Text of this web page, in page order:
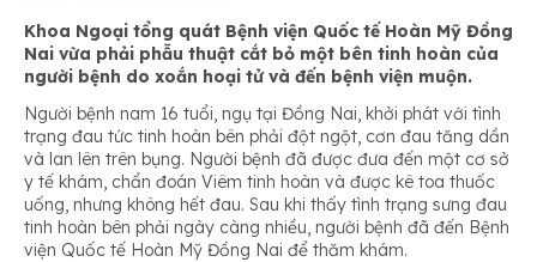
Khoa Ngoại tổng quát Bệnh viện Quốc tế Hoàn Mỹ Đồng
Nai vừa phải phẫu thuật cắt bỏ một bên tinh hoàn của
người bệnh do xoắn hoại tử và đến bệnh viện muộn.
Người bệnh nam 16 tuổi, ngụ tại Đồng Nai, khởi phát với tình
trạng đau tức tinh hoàn bên phải đột ngột, cơn đau tăng dần
và lan lên trên bụng. Người bệnh đã được đưa đến một cơ sở
y tế khám, chẩn đoán Viêm tinh hoàn và được kê toa thuốc
uống, nhưng không hết đau. Sau khi thấy tình trạng sưng đau
tinh hoàn bên phải ngày càng nhiều, người bệnh đã đến Bệnh
viện Quốc tế Hoàn Mỹ Đồng Nai để thăm khám.